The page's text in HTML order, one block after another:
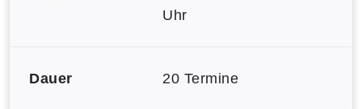
Uhr
Dauer 20 Termine